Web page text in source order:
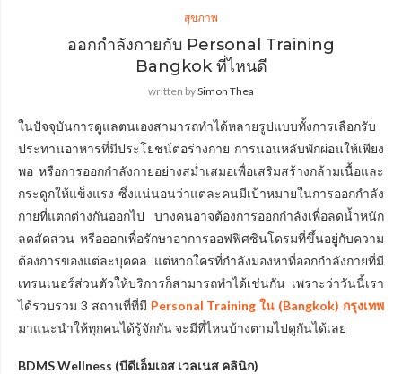
สุขภาพ
ออกกำลังกายกับ Personal Training
Bangkok ที่ไหนดี
written bySimon Thea
ในปัจจุบันการดูแลตนเองสามารถทำได้หลายรูปแบบทั้งการเลือกรับ
ประทานอาหารที่มีประโยชน์ต่อร่างกาย การนอนหลับพักผ่อนให้เพียง
พอ หรือการออกกำลังกายอย่างสม่ำเสมอเพื่อเสริมสร้างกล้ามเนื้อและ
กระดูกให้แข็งแรง ซึ่งแน่นอนว่าแต่ละคนมีเป้าหมายในการออกกำลัง
กายที่แตกต่างกันออกไป บางคนอาจต้องการออกกำลังเพื่อลดน้ำหนัก
ลดสัดส่วน หรือออกเพื่อรักษาอาการออฟฟิศซินโดรมที่ขึ้นอยู่กับความ
ต้องการของแต่ละบุคคล แต่หากใครที่กำลังมองหาที่ออกกำลังกายที่มี
เทรนเนอร์ส่วนตัวให้บริการก็สามารถทำได้เช่นกัน เพราะว่าวันนี้เรา
ได้รวบรวม 3 สถานที่ที่มี Personal Training ใน (Bangkok) กรุงเทพ
มาแนะนำให้ทุกคนได้รู้จักกัน จะมีที่ไหนบ้างตามไปดูกันได้เลย
BDMS Wellness (บีดีเอ็มเอส เวลเนส คลินิก)